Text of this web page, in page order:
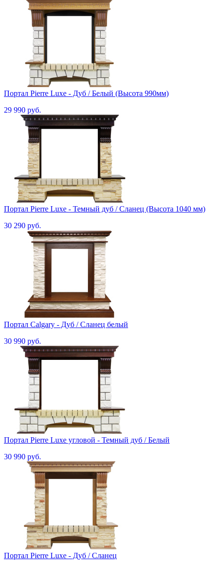
Портал Pierre Luxe - Дуб / Белый (Высота 990мм)
29 990 руб.
Портал Pierre Luxe - Темный дуб / Сланец (Высота 1040 мм)
30 290 руб.
Портал Calgary - Дуб / Сланец белый
30 990 руб.
Портал Pierre Luxe угловой - Темный дуб / Белый
30 990 руб.
Портал Pierre Luxe - Дуб / Сланец